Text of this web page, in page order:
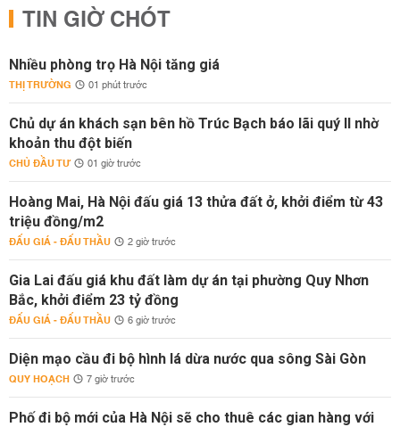
TIN GIỜ CHÓT
Nhiều phòng trọ Hà Nội tăng giá
THỊ TRƯỜNG 01 phút trước
Chủ dự án khách sạn bên hồ Trúc Bạch báo lãi quý II nhờ
khoản thu đột biến
CHỦ ĐẦU TƯ 01 giờ trước
Hoàng Mai, Hà Nội đấu giá 13 thửa đất ở, khởi điểm từ 43
triệu đồng/m2
ĐẤU GIÁ - ĐẤU THẦU 2 giờ trước
Gia Lai đấu giá khu đất làm dự án tại phường Quy Nhơn
Bắc, khởi điểm 23 tỷ đồng
ĐẤU GIÁ - ĐẤU THẦU 6 giờ trước
Diện mạo cầu đi bộ hình lá dừa nước qua sông Sài Gòn
QUY HOẠCH 7 giờ trước
Phố đi bộ mới của Hà Nội sẽ cho thuê các gian hàng với